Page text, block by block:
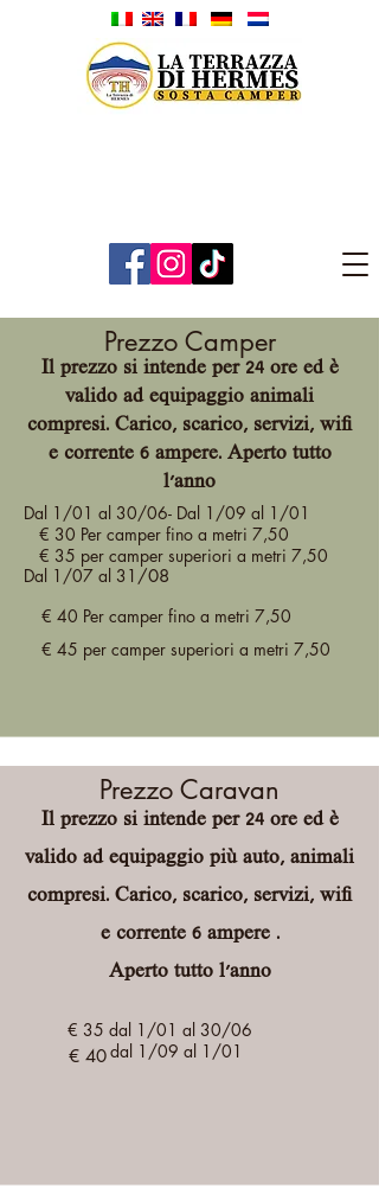
Prezzo Camper
Il prezzo si intende per 24 ore ed è
valido ad equipaggio animali
compresi. Carico, scarico, servizi, wifi
e corrente 6 ampere. Aperto tutto
l'anno
Dal 1/01 al 30/06- Dal 1/09 al 1/01
€ 30 Per camper fino a metri 7,50
€ 35 per camper superiori a metri 7,50
Prezzo Caravan
Il prezzo si intende per 24 ore ed è
valido ad equipaggio più auto, animali
compresi. Carico, scarico, servizi, wifi
e corrente 6 ampere .
Aperto tutto l'anno
€ 35 dal 1/01 al 30/06
dal 1/09 al 1/01
€ 40 Per camper fino a metri 7,50
€ 45 per camper superiori a metri 7,50
Dal 1/07 al 31 /08
€ 40